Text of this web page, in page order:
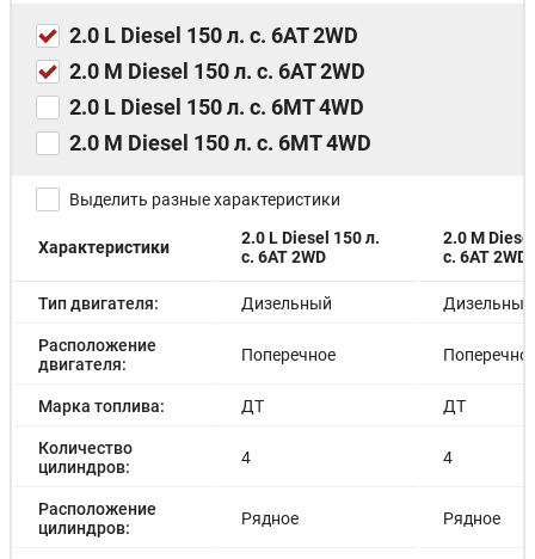
рейлингах: сдвоенное сиденье слева с
индивидуальным профилем, индивидуальное сиденье
справа
2.0 L Diesel 150 л. с. 6AT 2WD
2.0 M Diesel 150 л. с. 6AT 2WD
2.0 L Diesel 150 л. с. 6MT 4WD
2.0 M Diesel 150 л. с. 6MT 4WD
Выделить разные характеристики
Характеристики
2.0 L Diesel 150 л.
с. 6AT 2WD
2.0 M
с. 6AT 2WD
Тип двигателя: Дизельный Дизельный
Расположение
двигателя:
Поперечное
Марка топлива: ДТ ДТ
Количество
цилиндров:
4 4
Расположение
цилиндров:
Рядное Рядное